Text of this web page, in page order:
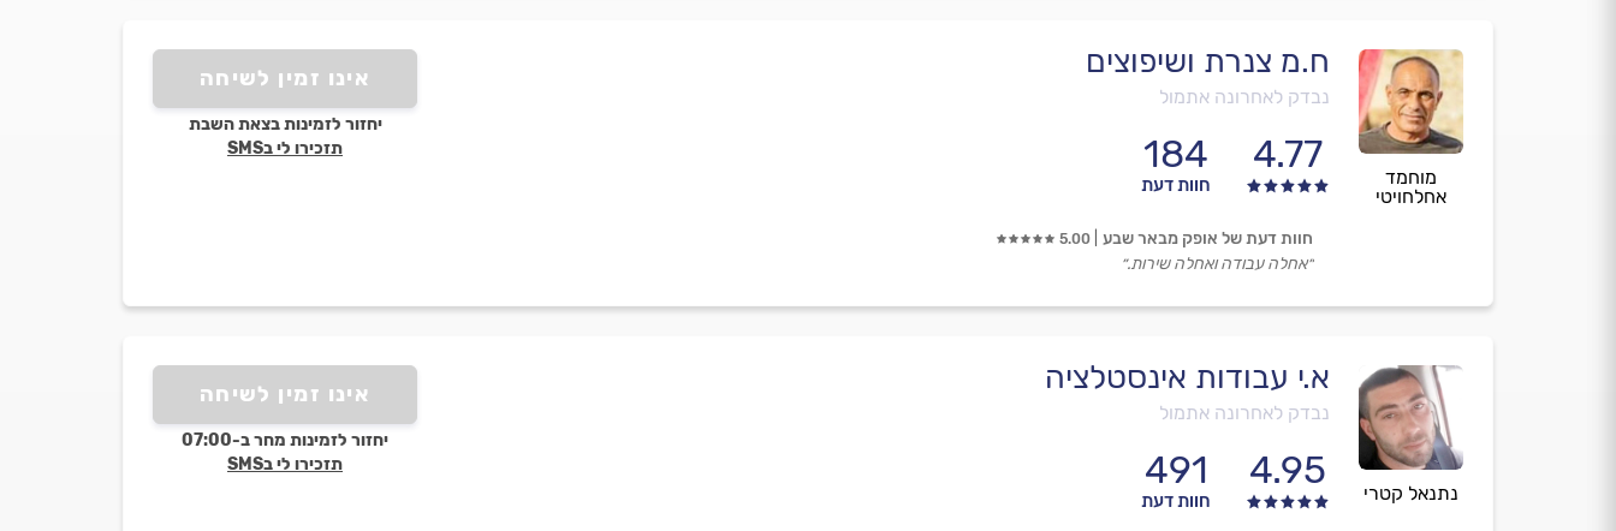
מוחמד
אחלחויטי
ח.מ צנרת ושיפוצים
נבדק לאחרונה אתמול
4.77
184
חוות דעת
אינו זמין לשיחה
יחזור לזמינות בצאת השבת
תזכירו לי בSMS
חוות דעת של אופק מבאר שבע 5.00
״אחלה עבודה ואחלה שירות.״
נתנאל קטרי
א.י עבודות אינסטלציה
נבדק לאחרונה אתמול
4.95
491
חוות דעת
אינו זמין לשיחה
יחזור לזמינות מחר ב-07:00
תזכירו לי בSMS